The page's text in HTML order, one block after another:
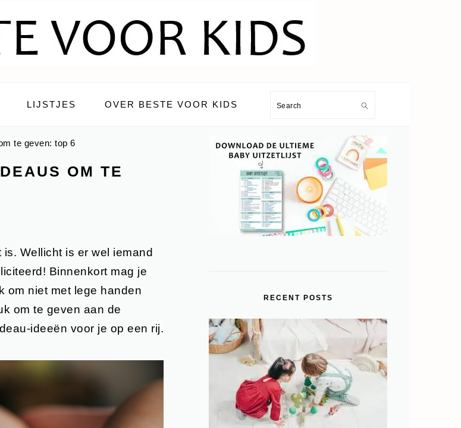
LIJSTJES OVER BESTE VOOR KIDS Search
te geven: top 6
OM TE
Wellicht is er wel iemand
Binnenkort mag je
om niet met lege handen
om te geven aan de
ideeën voor je op een rij.
PRIMARY
SIDEBAR
RECENT POSTS